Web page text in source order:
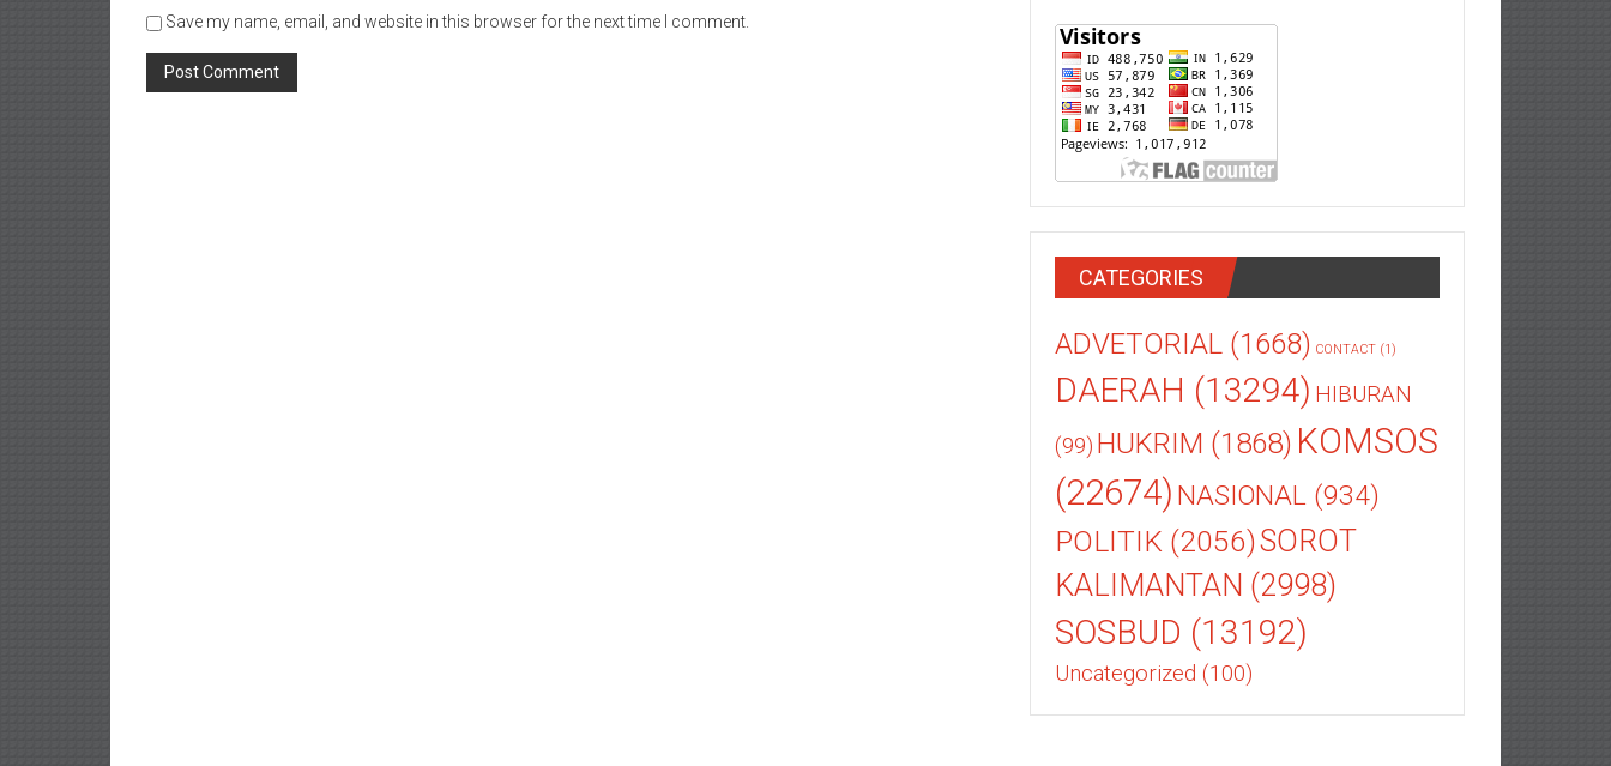
Save my name, email, and website in this browser for the next time I comment.
CATEGORIES
ADVETORIAL (1668) CONTACT (1)
DAERAH (13294) HIBURAN
(99) HUKRIM (1868) KOMSOS
(22674) NASIONAL (934)
POLITIK (2056)SOROT
KALIMANTAN (2998)
SOSBUD (13192)
Uncategorized (100)